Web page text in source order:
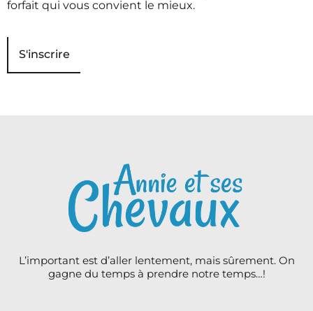
forfait qui vous convient le mieux.
S'inscrire
L’important est d’aller lentement, mais sûrement. On
gagne du temps à prendre notre temps…!